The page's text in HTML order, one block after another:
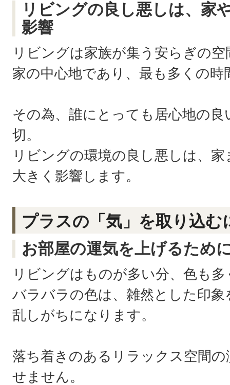
リビングの良し悪しは、家
影響
リビングは家族が集う安らぎの空
家の中心地であり、最も多くの
その為、誰にとっても居心地の
切。
リビングの環境の良し悪しは、
大きく影響します。
プラスの「気」を取り込む
お部屋の運気を上げるため
リビングはものが多い分、色も
バラバラの色は、雑然とした印
乱しがちになります。
落ち着きのあるリラックス空間
せません。